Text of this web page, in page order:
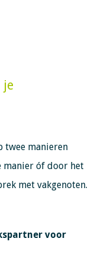
je
twee manieren
óf door het
met vakgenoten.
voor